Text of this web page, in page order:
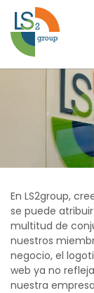
de
Rebrand
En LS2group,
se puede
multitud de
nuestros
negocio, el
web ya no
nuestra